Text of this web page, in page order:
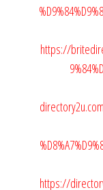
https://
https://